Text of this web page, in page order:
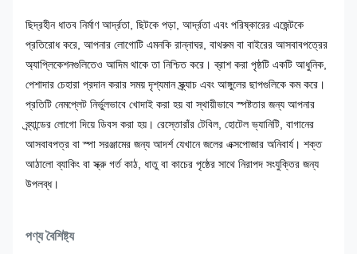
ছিদ্রহীন ধাতব নির্মাণ আর্দ্রতা, ছিটকে পড়া, আর্দ্রতা এবং পরিষ্কারের এজেন্টকে
প্রতিরোধ করে, আপনার লোগোটি এমনকি রান্নাঘর, বাথরুম বা বাইরের আসবাবপত্রের
অ্যাপ্লিকেশনগুলিতেও আদিম থাকে তা নিশ্চিত করে। ব্রাশ করা পৃষ্ঠটি একটি আধুনিক,
পেশাদার চেহারা প্রদান করার সময় দৃশ্যমান স্ক্র্যাচ এবং আঙ্গুলের ছাপগুলিকে কম করে।
প্রতিটি নেমপ্লেট নির্ভুলভাবে খোদাই করা হয় বা স্থায়ীভাবে স্পষ্টতার জন্য আপনার
ব্র্যান্ডের লোগো দিয়ে ডিবস করা হয়। রেস্তোরাঁর টেবিল, হোটেল ভ্যানিটি, বাগানের
আসবাবপত্র বা স্পা সরঞ্জামের জন্য আদর্শ যেখানে জলের এক্সপোজার অনিবার্য। শক্ত
আঠালো ব্যাকিং বা স্ক্রু গর্ত কাঠ, ধাতু বা কাচের পৃষ্ঠের সাথে নিরাপদ সংযুক্তির জন্য
উপলব্ধ।
পণ্য বৈশিষ্ট্য